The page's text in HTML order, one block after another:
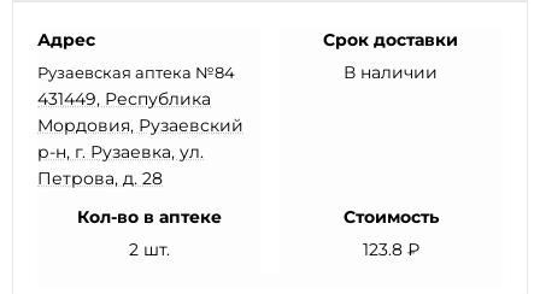
Адрес
Рузаевская аптека №84
431449, Республика
Мордовия, Рузаевский
р-н, г. Рузаевка, ул.
Петрова, д. 28
Срок доставки
В наличии
Кол-во в аптеке
2 шт.
Стоимость
123.8 ₽